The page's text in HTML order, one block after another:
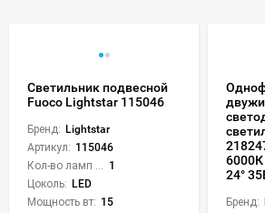
Светильник подвесной
Fuoco Lightstar 115046
Бренд: Lightstar
Артикул: 115046
1
Цоколь: LED
Мощность вт: 15
24°
Бренд: